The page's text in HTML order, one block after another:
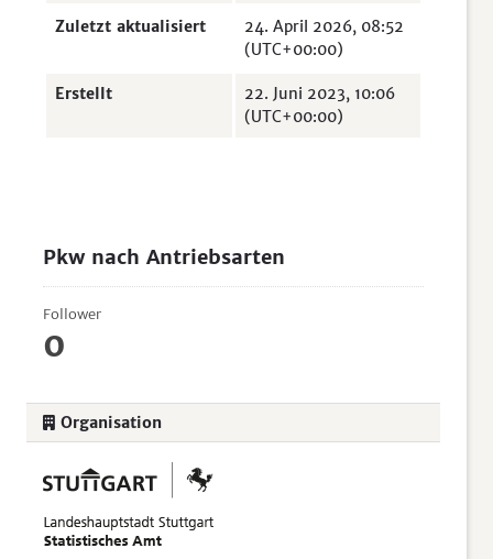
Pkw nach Antriebsarten
Follower
0
Organisation
Zuletzt aktualisiert
24. April 2026, 08:52
(UTC+00:00)
Erstellt
22. Juni 2023, 10:06
(UTC+00:00)